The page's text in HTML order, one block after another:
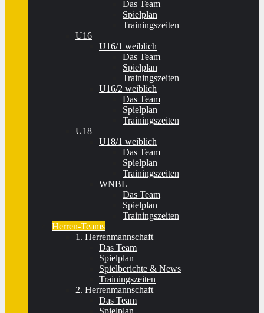
Das Team
Spielplan
Trainingszeiten
U16
U16/1 weiblich
Das Team
Spielplan
Trainingszeiten
U16/2 weiblich
Das Team
Spielplan
Trainingszeiten
U18
U18/1 weiblich
Das Team
Spielplan
Trainingszeiten
WNBL
Das Team
Spielplan
Trainingszeiten
Herren-Teams
1. Herrenmannschaft
Das Team
Spielplan
Spielberichte & News
Trainingszeiten
2. Herrenmannschaft
Das Team
Spielplan